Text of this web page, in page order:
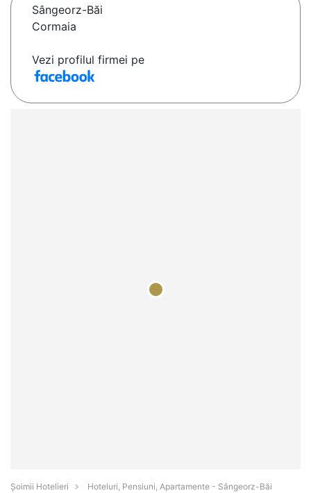
Sângeorz-Băi
Cormaia
Vezi profilul firmei pe
Șoimii Hotelieri
Hoteluri, Pensiuni, Apartamente - Sângeorz-Băi